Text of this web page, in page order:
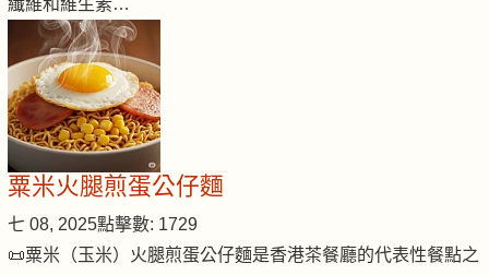
纖維和維生素…
粟米火腿煎蛋公仔麵
七 08, 2025點擊數: 1729
📜粟米（玉米）火腿煎蛋公仔麵是香港茶餐廳的代表性餐點之